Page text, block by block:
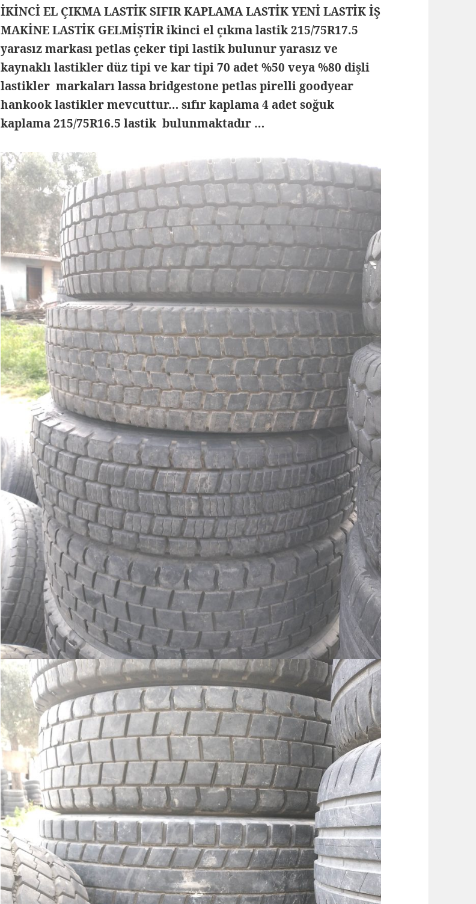
İKİNCİ EL ÇIKMA LASTİK SIFIR KAPLAMA LASTİK YENİ LASTİK İŞ
MAKİNE LASTİK GELMİŞTİR ikinci el çıkma lastik 215/75R17.5
yarasız markası petlas çeker tipi lastik bulunur yarasız ve
kaynaklı lastikler düz tipi ve kar tipi 70 adet %50 veya %80 dişli
lastikler markaları lassa bridgestone petlas pirelli goodyear
hankook lastikler mevcuttur… sıfır kaplama 4 adet soğuk
kaplama 215/75R16.5 lastik bulunmaktadır …